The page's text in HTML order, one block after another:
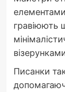
гравіюють
Писанки